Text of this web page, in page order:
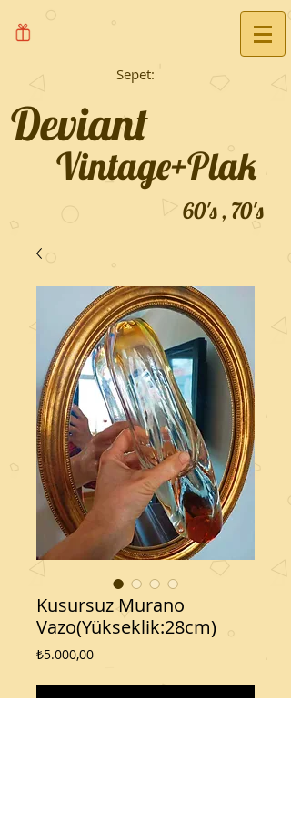
Sepet:
Vintage+Plak
Deviant
60's , 70's
Kusursuz Murano
Vazo(Yükseklik:28cm)
₺5.000,00Fiyat
Sepete Ekle